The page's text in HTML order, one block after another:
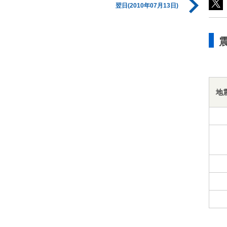
翌日(2010年07月13日)
地